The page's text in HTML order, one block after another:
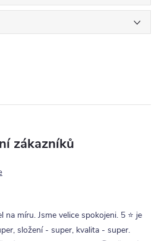
zákazníků
míru. Jsme velice spokojeni. 5 ⭐ je
složení - super, kvalita - super.